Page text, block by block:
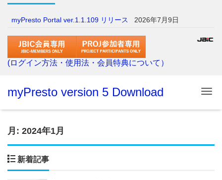
myPresto Portal ver.1.1.109 リリース 2026年7月9日
(ログイン方法・使用法・会員特典について）
myPresto version 5 Download
月: 2024年1月
新着記事